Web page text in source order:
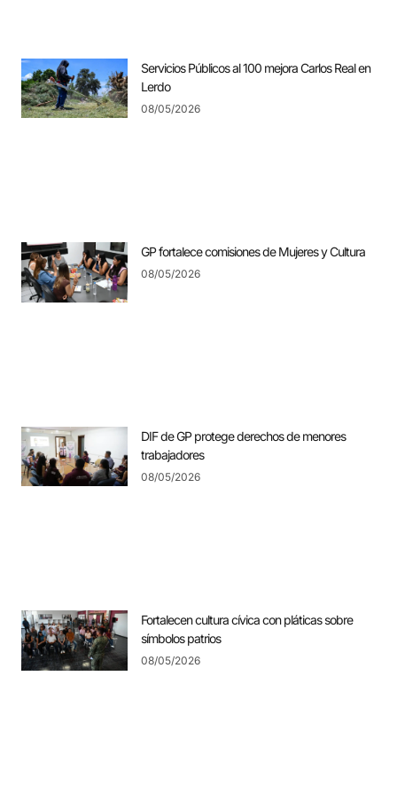
Servicios Públicos al 100 mejora Carlos Real en
Lerdo
08/05/2026
GP fortalece comisiones de Mujeres y Cultura
08/05/2026
DIF de GP protege derechos de menores
trabajadores
08/05/2026
Fortalecen cultura cívica con pláticas sobre
símbolos patrios
08/05/2026